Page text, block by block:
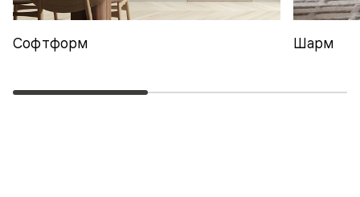
Софтформ Шарм